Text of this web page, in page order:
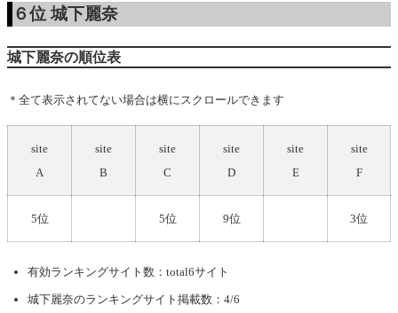
６位 城下麗奈
城下麗奈の順位表
＊全て表示されてない場合は横にスクロールできます
site
A
site
B
site
C
site
D
site
E
site
F
5位 5位 9位 3位
有効ランキングサイト数：total6サイト
城下麗奈のランキングサイト掲載数：4/6